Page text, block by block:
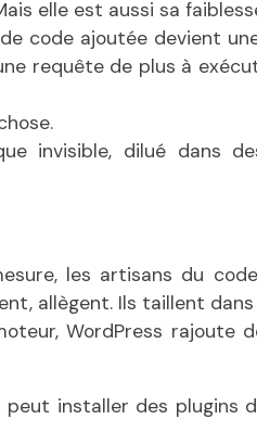
elle est aussi sa
code ajoutée devient
requête de plus à
invisible, dilué dans
les artisans du
allègent. Ils taillent
WordPress rajoute
peut installer des plugins